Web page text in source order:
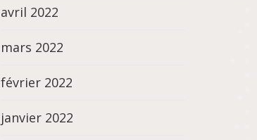
avril 2022
mars 2022
février 2022
janvier 2022